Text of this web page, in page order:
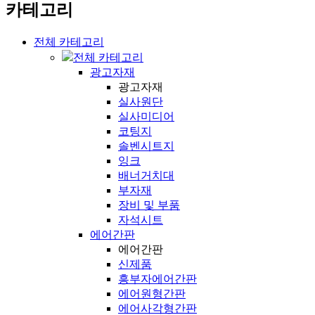
카테고리
전체 카테고리
전체 카테고리
광고자재
광고자재
실사원단
실사미디어
코팅지
솔벤시트지
잉크
배너거치대
부자재
장비 및 부품
자석시트
에어간판
에어간판
신제품
흥부자에어간판
에어원형간판
에어사각형간판